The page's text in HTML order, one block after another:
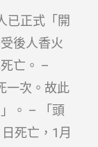
已正式「開
後人香火
亡。 –
一次。故此
。 – 「頭
死亡，1月